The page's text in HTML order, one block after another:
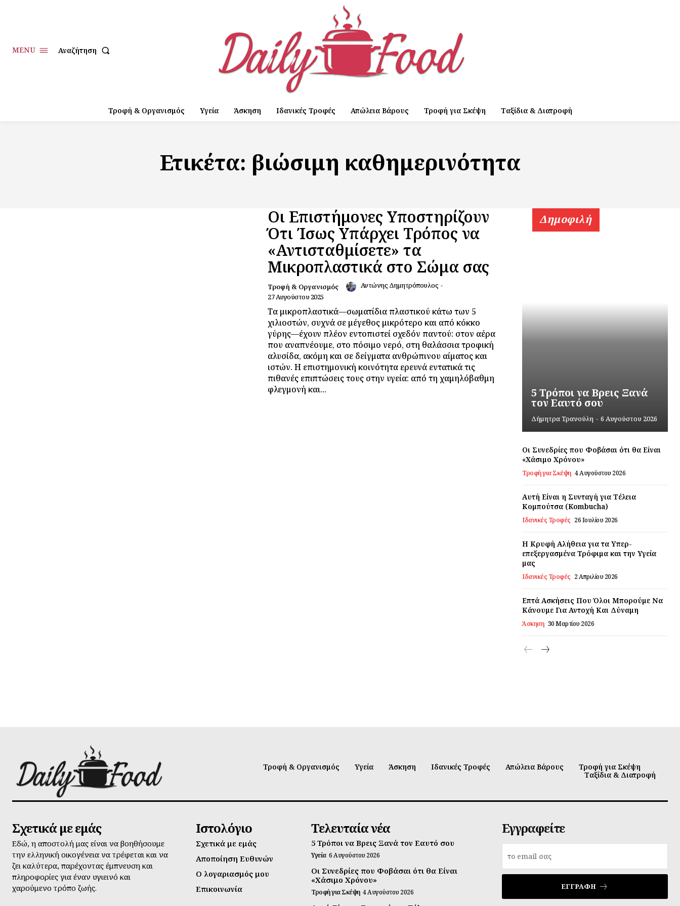
MENU Αναζήτηση
Τροφή & Οργανισμός Υγεία Άσκηση Ιδανικές Τροφές Απώλεια Βάρους Τροφή για Σκέψη Ταξίδια & Διατροφή
Ετικέτα: βιώσιμη καθημερινότητα
Οι Επιστήμονες Υποστηρίζουν
Ότι Ίσως Υπάρχει Τρόπος να
«Αντισταθμίσετε» τα
Μικροπλαστικά στο Σώμα σας
Τροφή & Οργανισμός Αντώνης Δημητρόπουλος -
27 Αυγούστου 2025
Τα μικροπλαστικά—σωματίδια πλαστικού κάτω των 5
χιλιοστών, συχνά σε μέγεθος μικρότερο και από κόκκο
γύρης—έχουν πλέον εντοπιστεί σχεδόν παντού: στον αέρα
που αναπνέουμε, στο πόσιμο νερό, στη θαλάσσια τροφική
αλυσίδα, ακόμη και σε δείγματα ανθρώπινου αίματος και
ιστών. Η επιστημονική κοινότητα ερευνά εντατικά τις
πιθανές επιπτώσεις τους στην υγεία: από τη χαμηλόβαθμη
φλεγμονή και...
Δημοφιλή
5 Τρόποι να Βρεις Ξανά
τον Εαυτό σου
Δήμητρα Τρανούλη - 6 Αυγούστου 2026
Οι Συνεδρίες που Φοβάσαι ότι θα Είναι
«Χάσιμο Χρόνου»
Τροφή για Σκέψη 4 Αυγούστου 2026
Αυτή Είναι η Συνταγή για Τέλεια
Κομπούτσα (Kombucha)
Ιδανικές Τροφές 26 Ιουλίου 2026
Η Κρυφή Αλήθεια για τα Υπερ-
επεξεργασμένα Τρόφιμα και την Υγεία
μας
Ιδανικές Τροφές 2 Απριλίου 2026
Επτά Ασκήσεις Που Όλοι Μπορούμε Να
Κάνουμε Για Αντοχή Και Δύναμη
Άσκηση 30 Μαρτίου 2026
Τροφή & Οργανισμός Υγεία Άσκηση Ιδανικές Τροφές Απώλεια Βάρους
Τροφή για Σκέψη
Ταξίδια & Διατροφή
Σχετικά με εμάς
Εδώ, η αποστολή μας είναι να βοηθήσουμε
την ελληνική οικογένεια να τρέφεται και να
ζει καλύτερα, παρέχοντας έμπνευση και
πληροφορίες για έναν υγιεινό και
χαρούμενο τρόπο ζωής.
Ιστολόγιο
Σχετικά με εμάς
Αποποίηση Ευθυνών
Ο λογαριασμός μου
Επικοινωνία
Τελευταία νέα
5 Τρόποι να Βρεις Ξανά τον Εαυτό σου
Υγεία 6 Αυγούστου 2026
Οι Συνεδρίες που Φοβάσαι ότι θα Είναι
«Χάσιμο Χρόνου»
Τροφή για Σκέψη 4 Αυγούστου 2026
Εγγραφείτε
ΕΓΓΡΑΦΉ